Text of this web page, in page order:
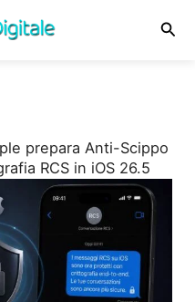
prepara Anti-Scippo
RCS in iOS 26.5